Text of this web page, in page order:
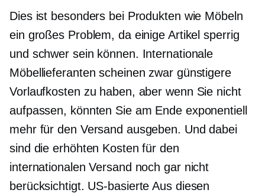
Dies ist besonders bei Produkten wie Möbeln
ein großes Problem, da einige Artikel sperrig
und schwer sein können. Internationale
Möbellieferanten scheinen zwar günstigere
Vorlaufkosten zu haben, aber wenn Sie nicht
aufpassen, könnten Sie am Ende exponentiell
mehr für den Versand ausgeben. Und dabei
sind die erhöhten Kosten für den
internationalen Versand noch gar nicht
berücksichtigt. US-basierte Aus diesen